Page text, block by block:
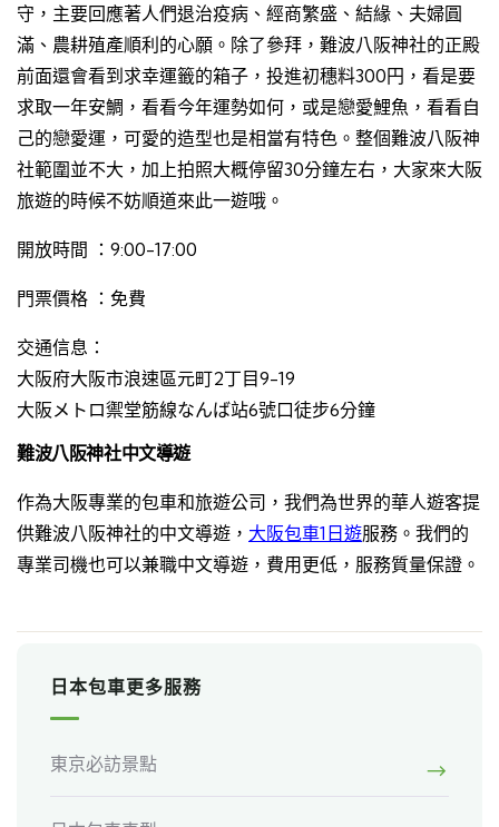
守，主要回應著人們退治疫病、經商繁盛、結緣、夫婦圓
滿、農耕殖產順利的心願。除了參拜，難波八阪神社的正殿
前面還會看到求幸運籤的箱子，投進初穗料300円，看是要
求取一年安鯛，看看今年運勢如何，或是戀愛鯉魚，看看自
己的戀愛運，可愛的造型也是相當有特色。整個難波八阪神
社範圍並不大，加上拍照大概停留30分鐘左右，大家來大阪
旅遊的時候不妨順道來此一遊哦。
開放時間 ：9:00-17:00
門票價格 ：免費
交通信息：
大阪府大阪市浪速區元町2丁目9-19
大阪メトロ禦堂筋線なんば站6號口徒步6分鐘
難波八阪神社中文導遊
作為大阪專業的包車和旅遊公司，我們為世界的華人遊客提
供難波八阪神社的中文導遊， 大阪包車1日遊服務。我們的
專業司機也可以兼職中文導遊，費用更低，服務質量保證。
日本包車更多服務
東京必訪景點